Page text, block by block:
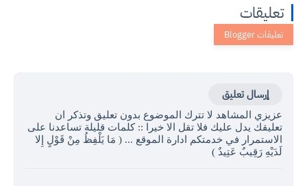
تعليقات
إرسال تعليق
عزيزي المشاهد لا تترك الموضوع بدون تعليق وتذكر ان
تعليقك يدل عليك فلا تقل الا خيرا :: كلمات قليلة تساعدنا على
الاستمرار في خدمتكم ادارة الموقع ... ( مَا يَلْفِظُ مِنْ قَوْلٍ إِلا
لَدَيْهِ رَقِيبٌ عَتِيدٌ )